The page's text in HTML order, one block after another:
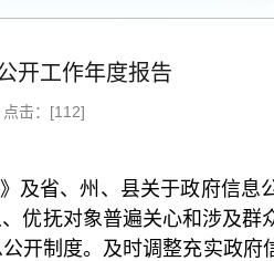
开工作年度报告
击：[112]
及省、州、县关于政府信息
优抚对象普遍关心和涉及群
开制度。及时调整充实政府